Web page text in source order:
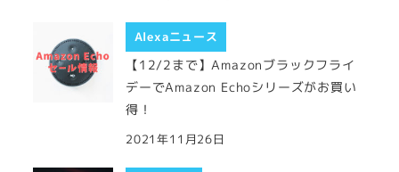
Alexaニュース
【12/2まで】Amazonブラックフライ
デーでAmazon Echoシリーズがお買い
得！
2021年11月26日